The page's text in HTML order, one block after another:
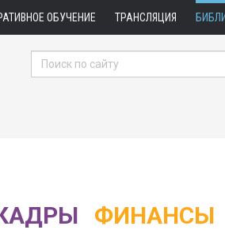
ОБУЧЕНИЕ ТРАНСЛЯЦИЯ
ФИНАНСЫ